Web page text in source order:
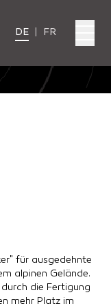
DE FR
für ausgedehnte
alpinen Gelände.
die Fertigung
mehr Platz im